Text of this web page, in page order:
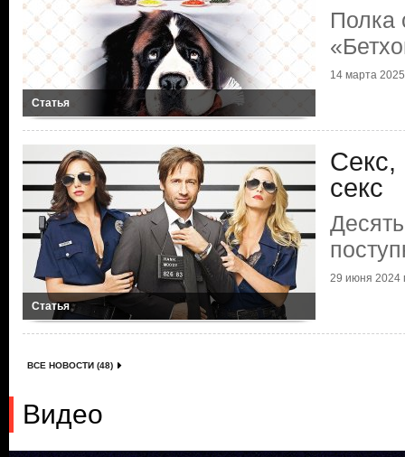
Статья
Полка
14 марта 2025
Статья
Секс,
секс
29 июня 2024
ВСЕ НОВОСТИ (48)
Видео